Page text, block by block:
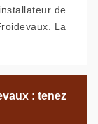
de
La
: tenez